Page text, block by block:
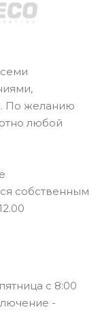
По желанию
любой
собственным
с 8:00
-